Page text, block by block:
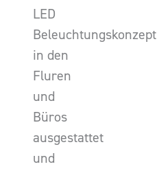
LED
Beleuchtungskonzept
in den
Fluren
und
Büros
ausgestattet
und